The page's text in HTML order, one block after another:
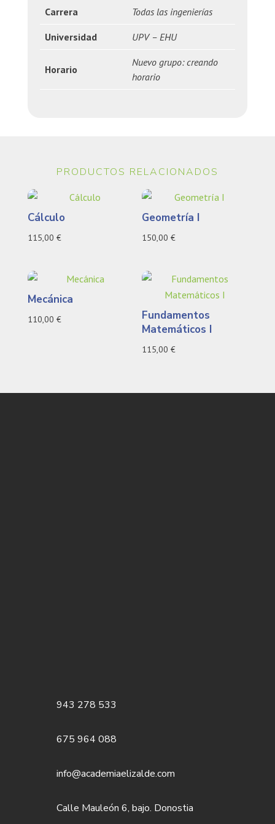
Carrera Todas las ingenierías
Universidad UPV – EHU
Horario
Nuevo grupo: creando
horario
PRODUCTOS RELACIONADOS
Cálculo
115,00 €
Geometría I
150,00€
Mecánica
110,00 €
Fundamentos
Matemáticos I
115,00€
943 278 533
675 964 088
info@academiaelizalde.com
Calle Mauleón 6, bajo. Donostia